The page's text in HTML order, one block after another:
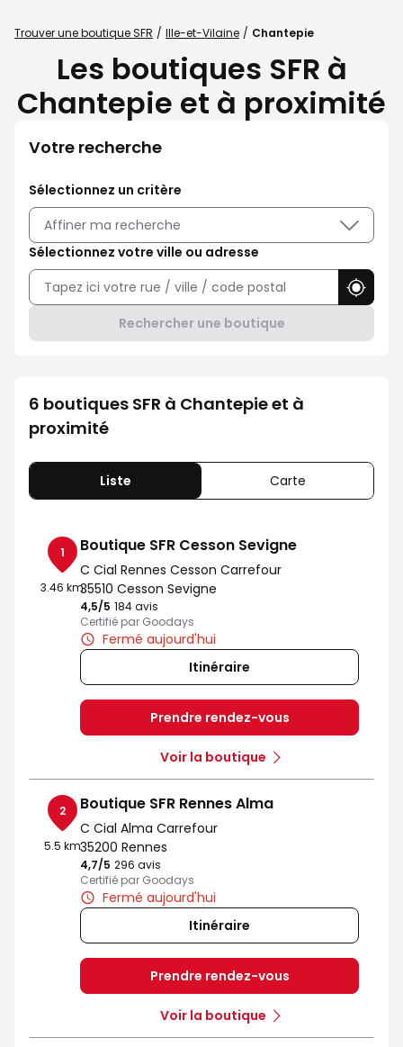
Trouver une boutique SFR Ille-et-Vilaine Chantepie
Les boutiques SFR à
Chantepie et à proximité
Votre recherche
Sélectionnez un critère
Affiner ma recherche
Sélectionnez votre ville ou adresse
Rechercher une boutique
6 boutiques SFR à Chantepie et à
proximité
Liste Carte
1
3.46 km
Boutique SFR Cesson Sevigne
C Cial Rennes Cesson Carrefour
35510 Cesson Sevigne
4,5/5 Note de 4.5 sur 5
184 avis
Certifié par Goodays
Fermé aujourd'hui
Itinéraire
Prendre rendez-vous
Voir la boutique
2
5.5 km
Boutique SFR Rennes Alma
C Cial Alma Carrefour
35200 Rennes
4,7/5 Note de 4.7 sur 5
296 avis
Certifié par Goodays
Fermé aujourd'hui
Itinéraire
Prendre rendez-vous
Voir la boutique